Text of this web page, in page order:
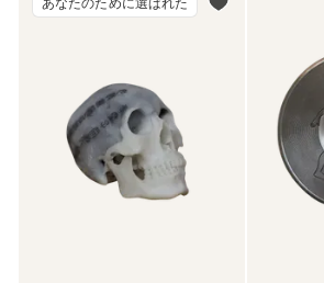
あなたのために選ばれた